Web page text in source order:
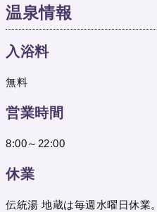
温泉情報
入浴料
無料
営業時間
8:00～22:00
休業
伝統湯 地蔵は毎週水曜日休業。